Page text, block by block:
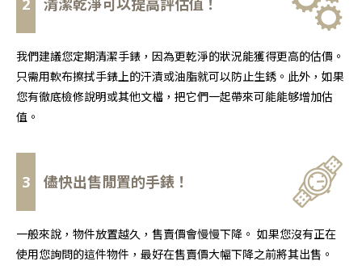
我們建議您定期清潔手錶，因為更乾淨的狀況能獲得更高的估價。
只需用軟布擦拭手錶上的汗漬或油脂就可以防止生銹。此外，如果
您有徹底檢修說明或其他文檔，把它們一起帶來可能能够增加估
值。
3 儘快出售閒置的手錶！
一般來說，物件放置越久，售賣價會慢慢下降。 如果您沒有正在
使用您詢問的這件物件，最好在售賣價大幅下降之前將其出售。